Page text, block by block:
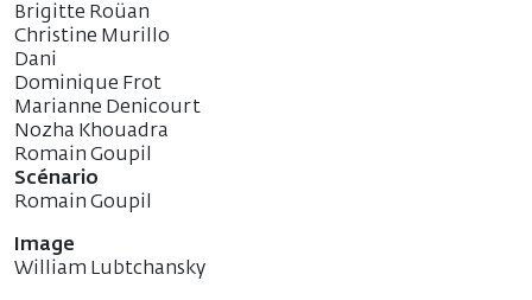
Brigitte Roüan
Christine Murillo
Dani
Dominique Frot
Marianne Denicourt
Nozha Khouadra
Romain Goupil
Scénario
Romain Goupil
Image
William Lubtchansky